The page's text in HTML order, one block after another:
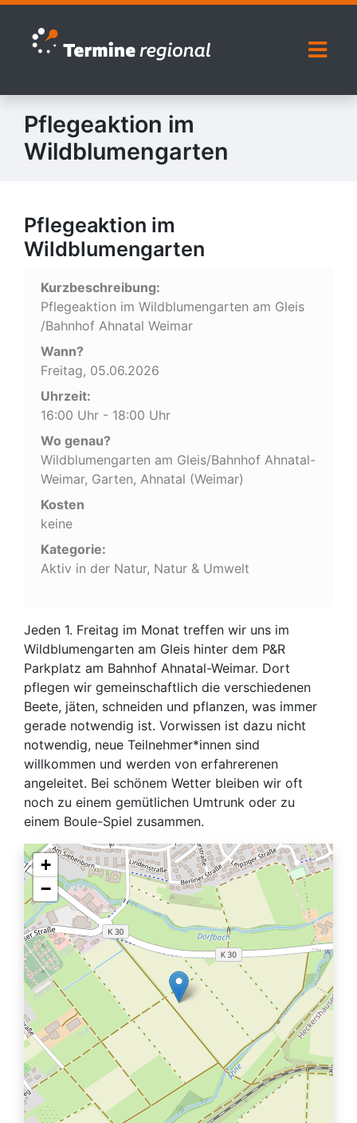
Zur Navigation springen
Zum Inhalt springen
Pflegeaktion im
Wildblumengarten
Pflegeaktion im
Wildblumengarten
Kurzbeschreibung:
Pflegeaktion im Wildblumengarten am Gleis
/Bahnhof Ahnatal Weimar
Wann?
Freitag, 05.06.2026
Uhrzeit:
16:00 Uhr - 18:00 Uhr
Wo genau?
Wildblumengarten am Gleis/Bahnhof Ahnatal-
Weimar, Garten, Ahnatal (Weimar)
Kosten
keine
Kategorie:
Aktiv in der Natur, Natur & Umwelt
Jeden 1. Freitag im Monat treffen wir uns im
Wildblumengarten am Gleis hinter dem P&R
Parkplatz am Bahnhof Ahnatal-Weimar. Dort
pflegen wir gemeinschaftlich die verschiedenen
Beete, jäten, schneiden und pflanzen, was immer
gerade notwendig ist. Vorwissen ist dazu nicht
notwendig, neue Teilnehmer*innen sind
willkommen und werden von erfahrerenen
angeleitet. Bei schönem Wetter bleiben wir oft
noch zu einem gemütlichen Umtrunk oder zu
einem Boule-Spiel zusammen.
+
−